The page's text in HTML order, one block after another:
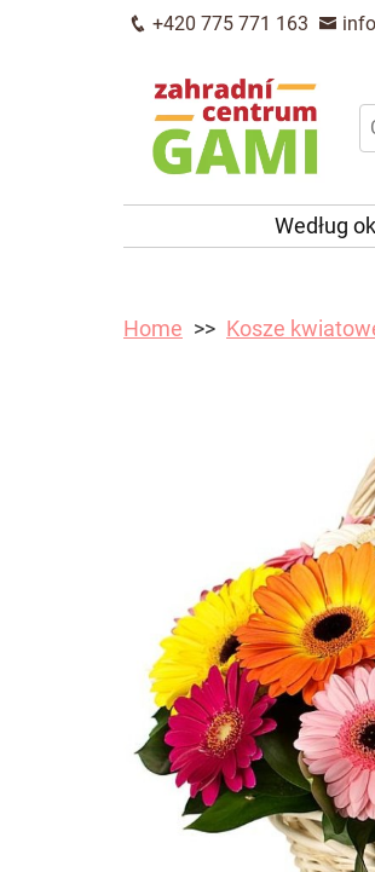
+420 775 771 163
Według
Home Kosze